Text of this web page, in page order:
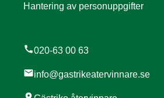
Hantering av personuppgifter
call020-63 00 63
mailinfo@gastrikeatervinnare.se